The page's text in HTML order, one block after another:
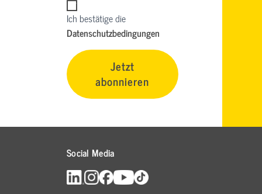
Ich bestätige die
Datenschutzbedingungen
Jetzt
abonnieren
Social Media